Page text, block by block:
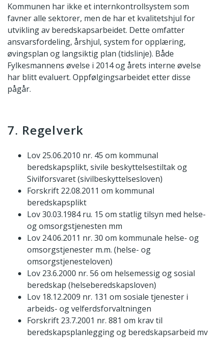
Kommunen har ikke et internkontrollsystem som
favner alle sektorer, men de har et kvalitetshjul for
utvikling av beredskapsarbeidet. Dette omfatter
ansvarsfordeling, årshjul, system for opplæring,
øvingsplan og langsiktig plan (tidslinje). Både
Fylkesmannens øvelse i 2014 og årets interne øvelse
har blitt evaluert. Oppfølgingsarbeidet etter disse
pågår.
7. Regelverk
Lov 25.06.2010 nr. 45 om kommunal
beredskapsplikt, sivile beskyttelsestiltak og
Sivilforsvaret (sivilbeskyttelsesloven)
Forskrift 22.08.2011 om kommunal
beredskapsplikt
Lov 30.03.1984 ru. 15 om statlig tilsyn med helse-
og omsorgstjenesten mm
Lov 24.06.2011 nr. 30 om kommunale helse- og
omsorgstjenester m.m. (helse- og
omsorgstjenesteloven)
Lov 23.6.2000 nr. 56 om helsemessig og sosial
beredskap (helseberedskapsloven)
Lov 18.12.2009 nr. 131 om sosiale tjenester i
arbeids- og velferdsforvaltningen
Forskrift 23.7.2001 nr. 881 om krav til
beredskapsplanlegging og beredskapsarbeid mv